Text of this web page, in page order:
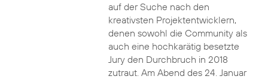
auf der Suche nach den
kreativsten Projektentwicklern,
denen sowohl die Community als
auch eine hochkarätig besetzte
Jury den Durchbruch in 2018
zutraut. Am Abend des 24. Januar